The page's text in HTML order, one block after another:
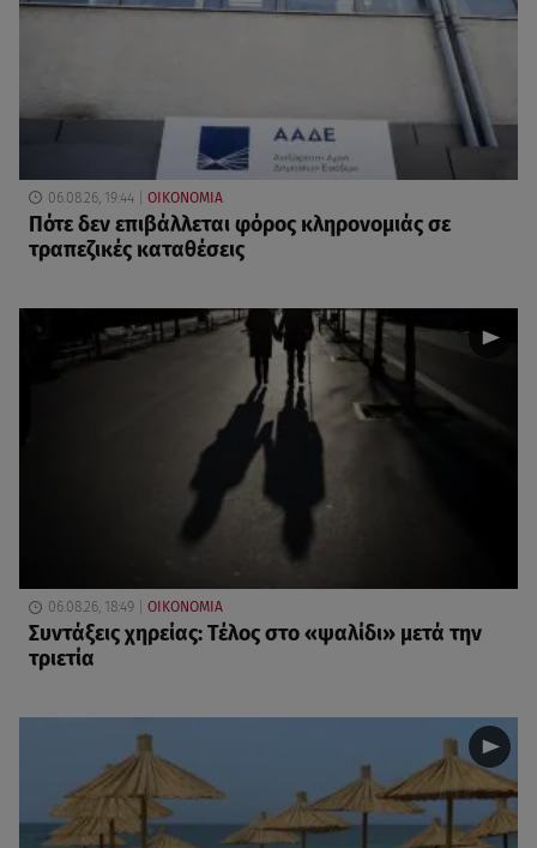
06.08.26, 19:44 ΟΙΚΟΝΟΜΙΑ
Πότε δεν επιβάλλεται φόρος κληρονομιάς σε
τραπεζικές καταθέσεις
06.08.26, 18:49 ΟΙΚΟΝΟΜΙΑ
Συντάξεις χηρείας: Τέλος στο «ψαλίδι» μετά την
τριετία